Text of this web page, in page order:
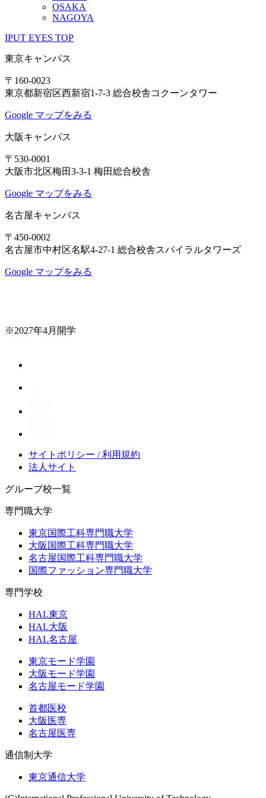
OSAKA
NAGOYA
IPUT EYES TOP
東京キャンパス
〒160-0023
東京都新宿区西新宿1-7-3 総合校舎コクーンタワー
Google マップをみる
大阪キャンパス
〒530-0001
大阪市北区梅田3-3-1 梅田総合校舎
Google マップをみる
名古屋キャンパス
〒450-0002
名古屋市中村区名駅4-27-1 総合校舎スパイラルタワーズ
Google マップをみる
※2027年4月開学
サイトポリシー / 利用規約
法人サイト
グループ校一覧
専門職大学
東京国際工科専門職大学
大阪国際工科専門職大学
名古屋国際工科専門職大学
国際ファッション専門職大学
専門学校
HAL東京
HAL大阪
HAL名古屋
東京モード学園
大阪モード学園
名古屋モード学園
首都医校
大阪医専
名古屋医専
通信制大学
東京通信大学